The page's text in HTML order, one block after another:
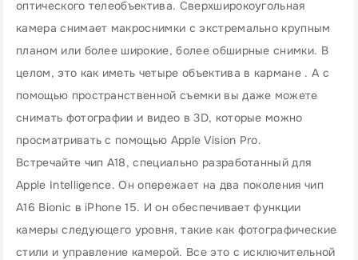
оптического телеобъектива. Сверхширокоугольная
камера снимает макроснимки с экстремально крупным
планом или более широкие, более обширные снимки. В
целом, это как иметь четыре объектива в кармане . А с
помощью пространственной съемки вы даже можете
снимать фотографии и видео в 3D, которые можно
просматривать с помощью Apple Vision Pro.
Встречайте чип A18, специально разработанный для
Apple Intelligence. Он опережает на два поколения чип
A16 Bionic в iPhone 15. И он обеспечивает функции
камеры следующего уровня, такие как фотографические
стили и управление камерой. Все это с исключительной